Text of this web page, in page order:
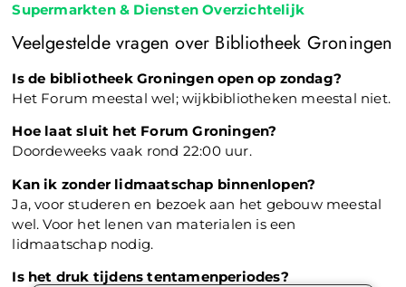
Supermarkten & Diensten Overzichtelijk
Veelgestelde vragen over Bibliotheek Groningen
Is de bibliotheek Groningen open op zondag?
Het Forum meestal wel; wijkbibliotheken meestal niet.
Hoe laat sluit het Forum Groningen?
Doordeweeks vaak rond 22:00 uur.
Kan ik zonder lidmaatschap binnenlopen?
Ja, voor studeren en bezoek aan het gebouw meestal
wel. Voor het lenen van materialen is een
lidmaatschap nodig.
Is het druk tijdens tentamenperiodes?